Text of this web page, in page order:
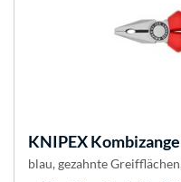
KNIPEX
blau, gezahnte